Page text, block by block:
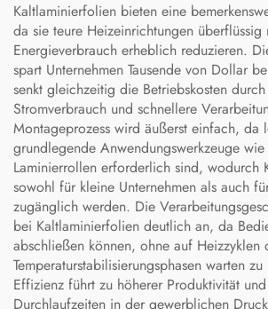
Kaltlaminierfolien bieten eine
da sie teure Heizeinrichtungen
Energieverbrauch erheblich reduzieren.
spart Unternehmen Tausende von Dollar
senkt gleichzeitig die Betriebskosten
Stromverbrauch und schnellere
Montageprozess wird äußerst einfach, da
grundlegende Anwendungswerkzeuge
Laminierrollen erforderlich sind, wodurch
sowohl für kleine Unternehmen als auch
zugänglich werden. Die
bei Kaltlaminierfolien deutlich an, da
abschließen können, ohne auf Heizzyklen
Temperaturstabilisierungsphasen warten
Effizienz führt zu höherer Produktivität
Durchlaufzeiten in der gewerblichen